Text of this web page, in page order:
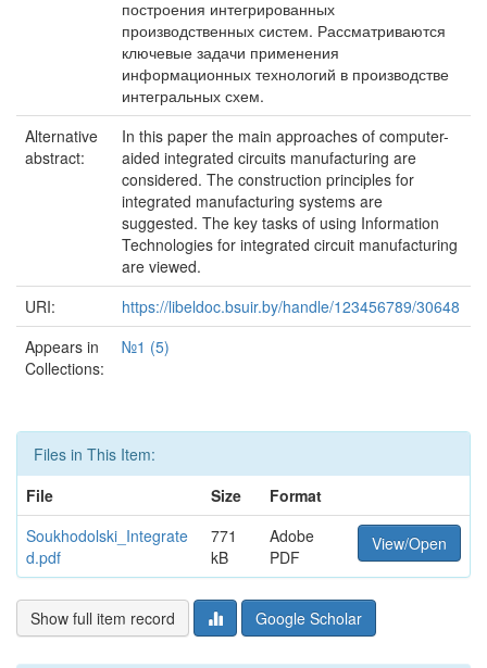
построения интегрированных
производственных систем. Рассматриваются
ключевые задачи применения
информационных технологий в производстве
интегральных схем.
Alternative
abstract:
In this paper the main approaches of computer-
aided integrated circuits manufacturing are
considered. The construction principles for
integrated manufacturing systems are
suggested. The key tasks of using Information
Technologies for integrated circuit manufacturing
are viewed.
URI:
https://libeldoc.bsuir.by/handle/123456789/30648
Appears in
Collections:
№1 (5)
Files in This Item:
File
Size
Format
Soukhodolski_Integrate
d.pdf
771
kB
Adobe
PDF
View/Open
Show full item record Google Scholar